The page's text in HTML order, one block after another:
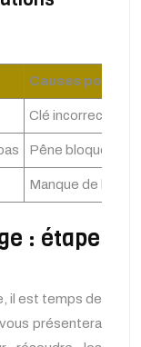
Causes
Clé incorrecte,
Pêne bloqué,
Manque de
: étape
il est temps de
présentera